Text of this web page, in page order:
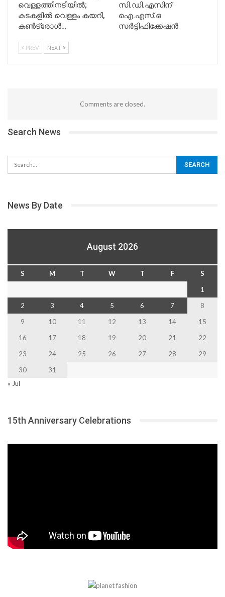
വെള്ളത്തിനടിയിൽ;
കടകളിൽ വെള്ളം കയറി,
കൺട്രോൾ…
സി.ഡി.എസിന്
ഐ.എസ്.ഒ
സർട്ടിഫിക്കേഷൻ
PREV NEXT
Comments are closed.
Search News
News By Date
August 2026
S M T W T F
S
1
2
3 4 5 6 7
8
9
10 11 12 13 14
15
16
17 18 19 20 21
22
23
24 25 26 27 28
29
30
31
« Jul
15th Anniversary Celebrations